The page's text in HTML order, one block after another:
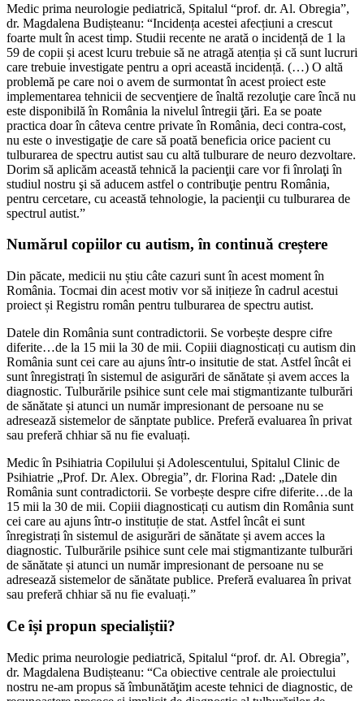
Medic prima neurologie pediatrică, Spitalul “prof. dr. Al. Obregia”,
dr. Magdalena Budișteanu: “Incidența acestei afecțiuni a crescut
foarte mult în acest timp. Studii recente ne arată o incidență de 1 la
59 de copii și acest lcuru trebuie să ne atragă atenția și că sunt lucruri
care trebuie investigate pentru a opri această incidență. (…) O altă
problemă pe care noi o avem de surmontat în acest proiect este
implementarea tehnicii de secvenţiere de înaltă rezoluţie care încă nu
este disponibilă în România la nivelul întregii ţări. Ea se poate
practica doar în câteva centre private în România, deci contra-cost,
nu este o investigaţie de care să poată beneficia orice pacient cu
tulburarea de spectru autist sau cu altă tulburare de neuro dezvoltare.
Dorim să aplicăm această tehnică la pacienţii care vor fi înrolaţi în
studiul nostru şi să aducem astfel o contribuţie pentru România,
pentru cercetare, cu această tehnologie, la pacienţii cu tulburarea de
spectrul autist.”
Numărul copiilor cu autism, în continuă creștere
Din păcate, medicii nu știu câte cazuri sunt în acest moment în
România. Tocmai din acest motiv vor să inițieze în cadrul acestui
proiect și Registru român pentru tulburarea de spectru autist.
Datele din România sunt contradictorii. Se vorbește despre cifre
diferite…de la 15 mii la 30 de mii. Copiii diagnosticați cu autism din
România sunt cei care au ajuns într-o insitutie de stat. Astfel încât ei
sunt înregistrați în sistemul de asigurări de sănătate și avem acces la
diagnostic. Tulburările psihice sunt cele mai stigmantizante tulburări
de sănătate și atunci un număr impresionant de persoane nu se
adresează sistemelor de sănptate publice. Preferă evaluarea în privat
sau preferă chhiar să nu fie evaluați.
Medic în Psihiatria Copilului și Adolescentului, Spitalul Clinic de
Psihiatrie „Prof. Dr. Alex. Obregia”, dr. Florina Rad: „Datele din
România sunt contradictorii. Se vorbește despre cifre diferite…de la
15 mii la 30 de mii. Copiii diagnosticați cu autism din România sunt
cei care au ajuns într-o instituție de stat. Astfel încât ei sunt
înregistrați în sistemul de asigurări de sănătate și avem acces la
diagnostic. Tulburările psihice sunt cele mai stigmantizante tulburări
de sănătate și atunci un număr impresionant de persoane nu se
adresează sistemelor de sănătate publice. Preferă evaluarea în privat
sau preferă chhiar să nu fie evaluați.”
Ce își propun specialiștii?
Medic prima neurologie pediatrică, Spitalul “prof. dr. Al. Obregia”,
dr. Magdalena Budișteanu: “Ca obiective centrale ale proiectului
nostru ne-am propus să îmbunătăţim aceste tehnici de diagnostic, de